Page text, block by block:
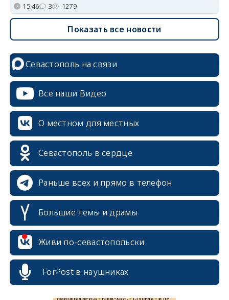
15:46 3 1279
Показать все новости
Севастополь на связи
Все наши Видео
О местном для местных
Севастополь в сердце
Раньше всех и прямо в телефон
Большие темы и драмы
Живи по-севастопольски
ForPost в наушниках
erid: 2SDnjcrDNw6